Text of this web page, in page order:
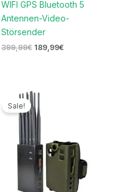
WIFI GPS Bluetooth 5
Antennen-Video-
Störsender
399,99€ 189,99€
Sale!